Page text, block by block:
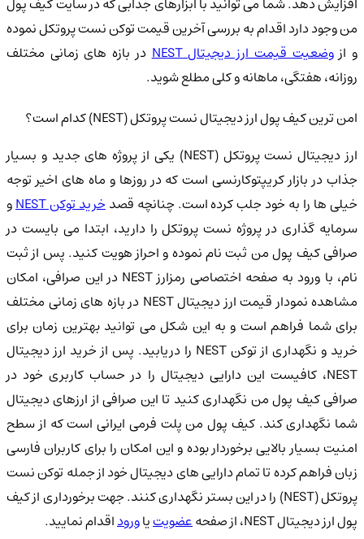
من وجود دارد اقدام به بررسی آخرین قیمت توکن نست پروتکل نموده
و ازوضعیت قیمت ارز دیجیتال NEST
در بازه های زمانی مختلف
روزانه، هفتگی، ماهانه و کلی مطلع شوید.
امن ترین کیف پول ارز دیجیتال نست پروتکل (NEST) کدام است؟
ارز دیجیتال نست پروتکل (NEST) یکی از پروژه های جدید و بسیار
جذاب در بازار کریپتوکارنسی است که در روزها و ماه های اخیر توجه
خیلی ها را به خود جلب کرده است. چنانچه قصدخرید توکن NEST
و
سرمایه گذاری در پروژه نست پروتکل را دارید، ابتدا می بایست در
صرافی کیف پول من ثبت نام نموده و احراز هویت کنید. پس از ثبت
نام، با ورود به صفحه اختصاصی رمزارز NEST در این صرافی، امکان
مشاهده نمودار قیمت ارز دیجیتال NEST در بازه های زمانی مختلف
برای شما فراهم است و به این شکل می توانید بهترین زمان برای
خرید و نگهداری از توکن NEST را دریابید. پس از خرید ارز دیجیتال
NEST، کافیست این دارایی دیجیتال را در حساب کاربری خود در
صرافی کیف پول من نگهداری کنید تا این صرافی از ارزهای دیجیتال
شما نگهداری کند. کیف پول من پلت فرمی ایرانی است که از سطح
امنیت بسیار بالایی برخوردار بوده و این امکان را برای کاربران فارسی
زبان فراهم کرده تا تمام دارایی های دیجیتال خود از جمله توکن نست
پروتکل (NEST) را در این بستر نگهداری کنند. جهت برخورداری از کیف
پول ارز دیجیتال NEST، از صفحه
عضویتیاوروداقدام نمایید.